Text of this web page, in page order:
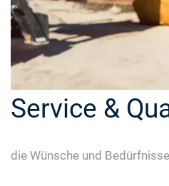
Service &
die Wünsche und